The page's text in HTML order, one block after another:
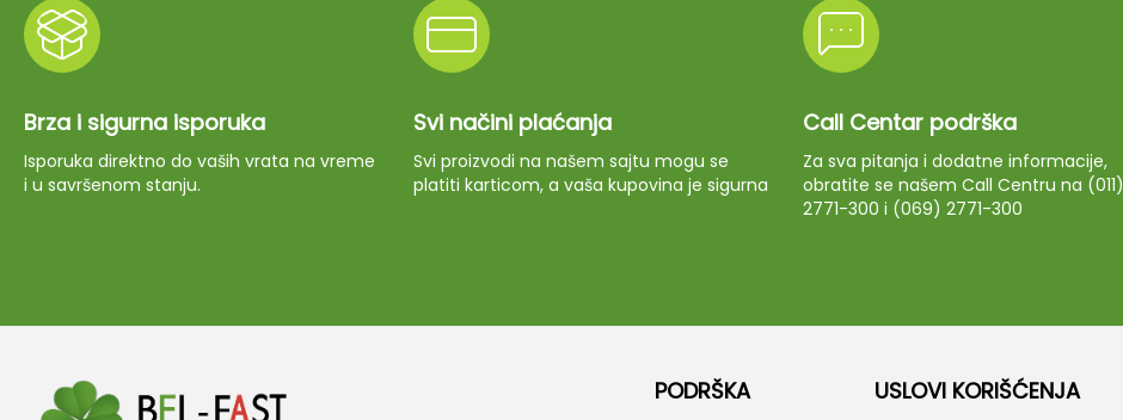
Brza i sigurna isporuka
Isporuka direktno do vaših vrata na vreme
i u savršenom stanju.
Svi načini plaćanja
Svi proizvodi na našem sajtu mogu se
platiti karticom, a vaša kupovina je sigurna
Call Centar podrška
Za sva pitanja i dodatne informacije,
obratite se našem Call Centru na (011)
2771-300 i (069) 2771-300
PODRŠKA USLOVI KORIŠĆENJA